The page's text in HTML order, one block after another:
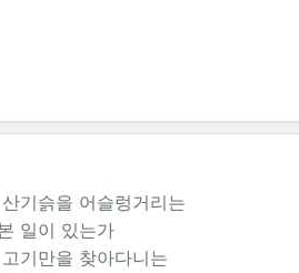
기슭을 어슬렁거리는
일이 있는가
기만을 찾아다니는